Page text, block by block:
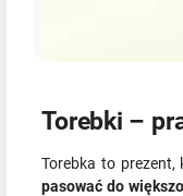
Torebki –
Torebka to
pasować do